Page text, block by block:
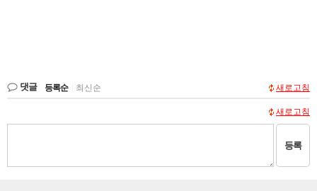
댓글 등록순 최신순 새로고침
새로고침
등록